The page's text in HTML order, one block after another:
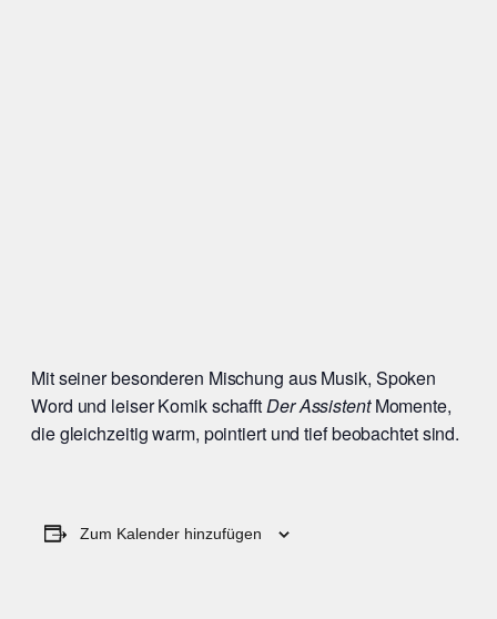
Mit seiner besonderen Mischung aus Musik, Spoken
Word und leiser Komik schafftDer AssistentMomente,
die gleichzeitig warm, pointiert und tief beobachtet sind.
Zum Kalender hinzufügen